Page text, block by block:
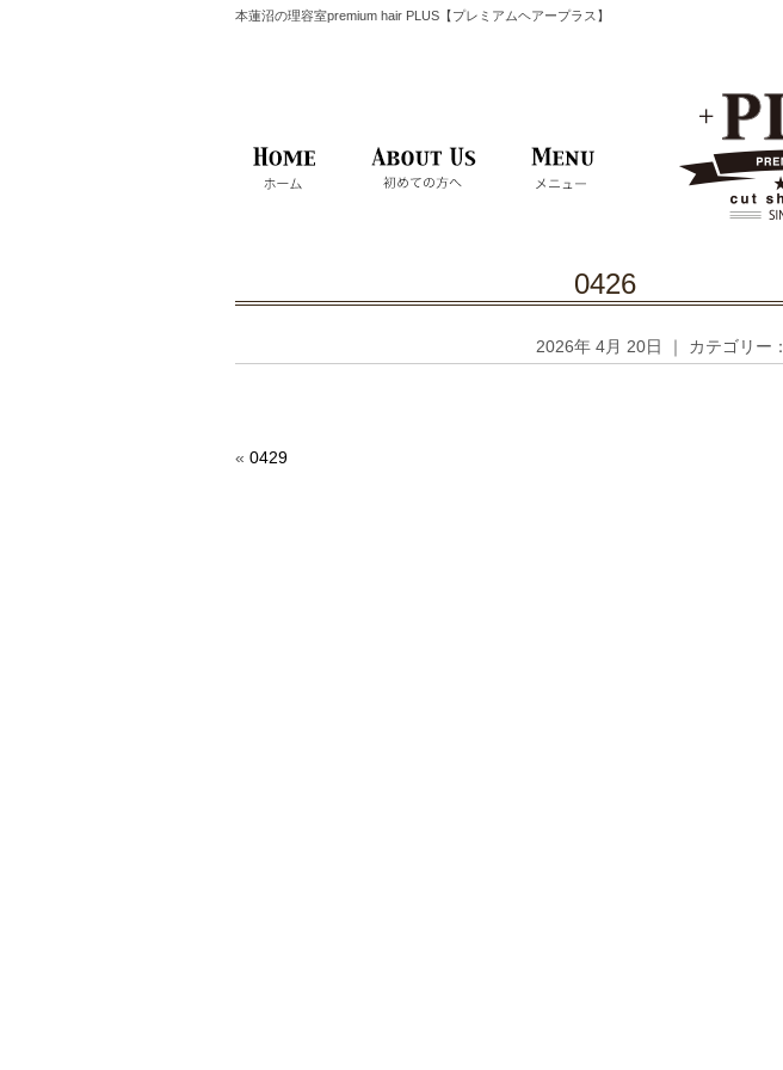
本蓮沼の理容室premium hair PLUS【プレミアムヘアープラス】
0426
2026年 4月 20日 ｜ カテゴリー：
« 0429